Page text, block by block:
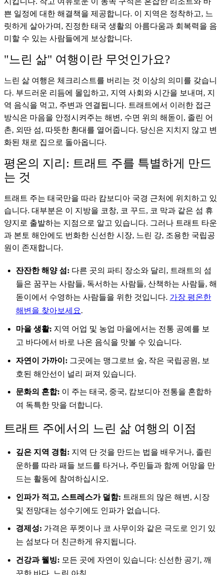
쁜 일정에 대한 해결책을 제공합니다. 이 지역은 정착하고, 느
릿하게 살아가며, 진정한 태국 생활의 아름다움과 회복력을 음
미할 수 있는 사람들에게 보상합니다.
"느린 삶" 여행이란 무엇인가요?
느린 삶 여행은 체크리스트를 버리는 것 이상의 의미를 갖습니
다. 부드러운 리듬에 몰입하고, 지역 사회와 시간을 보내며, 지
역 음식을 먹고, 주변과 연결됩니다. 트래트에서 이러한 접근
방식은 마음을 안정시켜주는 해변, 수면 위의 해돋이, 졸린 어
촌, 외딴 섬, 따뜻한 환대를 열어줍니다. 당신은 지치지 않고 변
화된 채로 집으로 돌아옵니다.
평온의 지리: 트래트 주를 특별하게 만드
는 것
트래트 주는 태국만을 따라 캄보디아 국경 근처에 위치하고 있
습니다. 대부분은 이 지방을 코창, 코 꾸드, 코 막과 같은 섬 휴
양지로 출발하는 지점으로 알고 있습니다. 그러나 트래트 타운
과 본토 해안에도 번화한 신선한 시장, 느린 강, 조용한 국립공
원이 존재합니다.
잔잔한 해양 섬: 다른 곳의 파티 장소와 달리, 트래트의 섬
들은 꿈꾸는 사람들, 독서하는 사람들, 산책하는 사람들, 해
돋이에서 수영하는 사람들을 위한 것입니다. 가장 평온한
해변을 찾아보세요.
마을 생활: 지역 어업 및 농업 마을에서는 전통 공예를 보
고 바다에서 바로 나온 음식을 맛볼 수 있습니다.
자연이 가까이: 그곳에는 맹그로브 숲, 작은 국립공원, 보
호된 해안선이 널리 퍼져 있습니다.
문화의 혼합: 이 주는 태국, 중국, 캄보디아 전통을 혼합하
여 독특한 맛을 더합니다.
트래트 주에서의 느린 삶 여행의 이점
깊은 지역 경험: 지역 단 것을 만드는 법을 배우거나, 졸린
운하를 따라 패들 보드를 타거나, 주민들과 함께 어망을 만
드는 활동에 참여하십시오.
인파가 적고, 스트레스가 덜함: 트래트의 많은 해변, 시장
및 전망대는 성수기에도 인파가 없습니다.
경제성: 가격은 푸켓이나 코 사무이와 같은 극도로 인기 있
는 섬보다 더 친근하게 유지됩니다.
건강과 웰빙: 모든 곳에 자연이 있습니다: 신선한 공기, 깨
끗한 바다, 느린 아침.